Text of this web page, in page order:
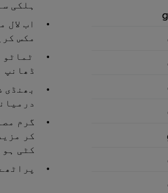
ہلکی
اب
مکس
ٹماٹو
ڈھانپ
گرم
کر
کٹی